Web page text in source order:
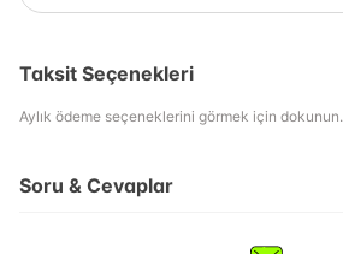
Taksit Seçenekleri
Aylık ödeme seçeneklerini görmek için dokunun.
Soru & Cevaplar